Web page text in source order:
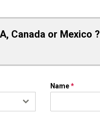
Canada or Mexico ?
Name*